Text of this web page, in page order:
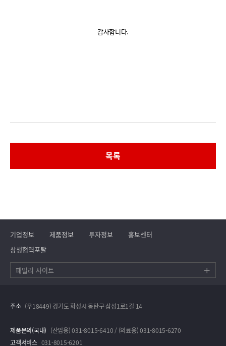
감사합니다.
목록
기업정보 제품정보 투자정보
홍보센터
상생협력포탈
패밀리 사이트
주소 (우18449) 경기도 화성시 동탄구 삼성1로1길 14
제품문의(국내) (산업용) 031-8015-6410 / (의료용) 031-8015-6270
고객서비스 031-8015-6201